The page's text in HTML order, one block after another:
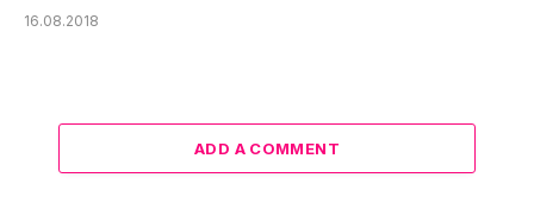
16.08.2018
ADD A COMMENT